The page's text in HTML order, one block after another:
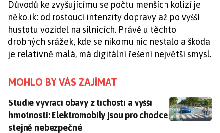
Důvodů ke zvyšujícímu se počtu menších kolizí je
několik: od rostoucí intenzity dopravy až po vyšší
hustotu vozidel na silnicích. Právě u těchto
drobných srážek, kde se nikomu nic nestalo a škoda
je relativně malá, má digitální řešení největší smysl.
MOHLO BY VÁS ZAJÍMAT
Studie vyvrací obavy z tichosti a vyšší hmotnosti:
Studie vyvrací obavy z tichosti a vyšší
hmotnosti: Elektromobily jsou pro chodce
stejně nebezpečné